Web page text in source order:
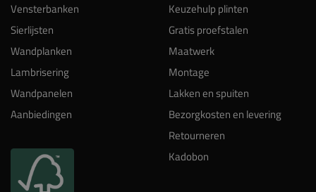
Vensterbanken
Sierlijsten
Wandplanken
Lambrisering
Wandpanelen
Aanbiedingen
Keuzehulp plinten
Gratis proefstalen
Maatwerk
Montage
Lakken en spuiten
Bezorgkosten en levering
Retourneren
Kadobon